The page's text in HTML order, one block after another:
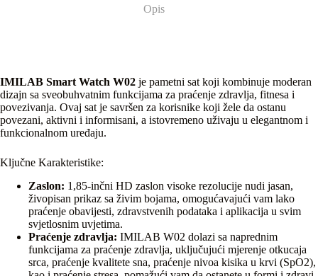
Opis
IMILAB Smart Watch W02 je pametni sat koji kombinuje moderan
dizajn sa sveobuhvatnim funkcijama za praćenje zdravlja, fitnesa i
povezivanja. Ovaj sat je savršen za korisnike koji žele da ostanu
povezani, aktivni i informisani, a istovremeno uživaju u elegantnom i
funkcionalnom uređaju.
Ključne Karakteristike:
Zaslon: 1,85-inčni HD zaslon visoke rezolucije nudi jasan,
živopisan prikaz sa živim bojama, omogućavajući vam lako
praćenje obavijesti, zdravstvenih podataka i aplikacija u svim
svjetlosnim uvjetima.
Praćenje zdravlja: IMILAB W02 dolazi sa naprednim
funkcijama za praćenje zdravlja, uključujući mjerenje otkucaja
srca, praćenje kvalitete sna, praćenje nivoa kisika u krvi (SpO2),